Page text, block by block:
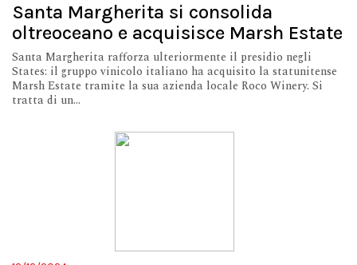
Santa Margherita si consolida
oltreoceano e acquisisce Marsh Estate
Santa Margherita rafforza ulteriormente il presidio negli
States: il gruppo vinicolo italiano ha acquisito la statunitense
Marsh Estate tramite la sua azienda locale Roco Winery. Si
tratta di un...